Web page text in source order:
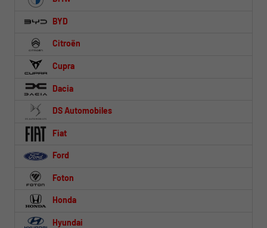
BYD
Citroën
Cupra
Dacia
DS Automobiles
Fiat
Ford
Foton
Honda
Hyundai